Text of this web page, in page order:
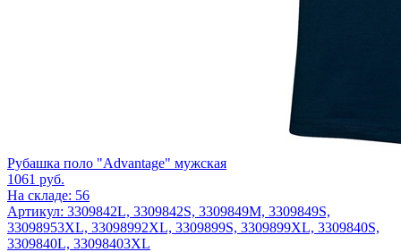
Рубашка поло "Advantage" мужская
1061 руб.
На складе: 56
Артикул: 3309842L, 3309842S, 3309849M, 3309849S,
33098953XL, 33098992XL, 3309899S, 3309899XL, 3309840S,
3309840L, 33098403XL